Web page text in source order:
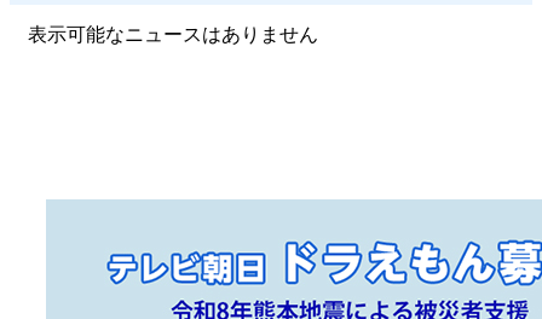
表示可能なニュースはありません